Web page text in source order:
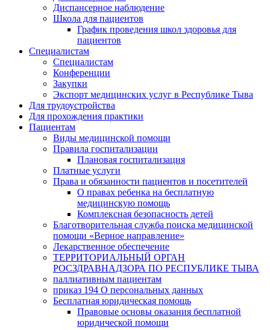
Диспансерное наблюдение
Школа для пациентов
График проведения школ здоровья для
пациентов
Специалистам
Специалистам
Конференции
Закупки
Экспорт медицинских услуг в Республике Тыва
Для трудоустройства
Для прохождения практики
Пациентам
Виды медицинской помощи
Правила госпитализации
Плановая госпитализация
Платные услуги
Права и обязанности пациентов и посетителей
О правах ребенка на бесплатную
медицинскую помощь
Комплексная безопасность детей
Благотворительная служба поиска медицинской
помощи «Верное направление»
Лекарственное обеспечение
ТЕРРИТОРИАЛЬНЫЙ ОРГАН
РОСЗДРАВНАДЗОРА ПО РЕСПУБЛИКЕ ТЫВА
паллиативным пациентам
приказ 194 О персональных данных
Бесплатная юридическая помощь
Правовые основы оказания бесплатной
юридической помощи